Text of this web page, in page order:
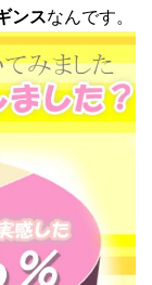
ンスなんです。